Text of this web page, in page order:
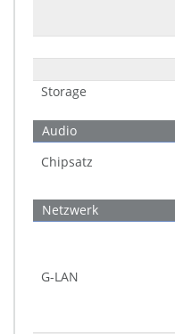
Storage
Audio
Chipsatz
Netzwerk
G-LAN